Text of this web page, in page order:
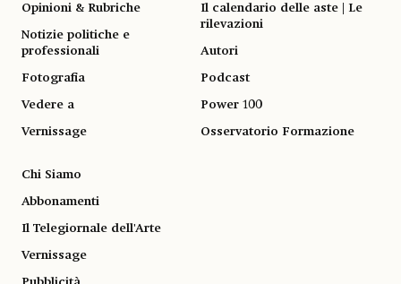
Opinioni & Rubriche
Notizie politiche e
professionali
Fotografia
Vedere a
Vernissage
Il calendario delle aste | Le
rilevazioni
Autori
Podcast
Power 100
Osservatorio Formazione
Chi Siamo
Abbonamenti
Il Telegiornale dell'Arte
Vernissage